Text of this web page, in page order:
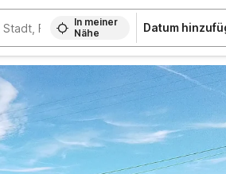
In meiner
Nähe
Datum